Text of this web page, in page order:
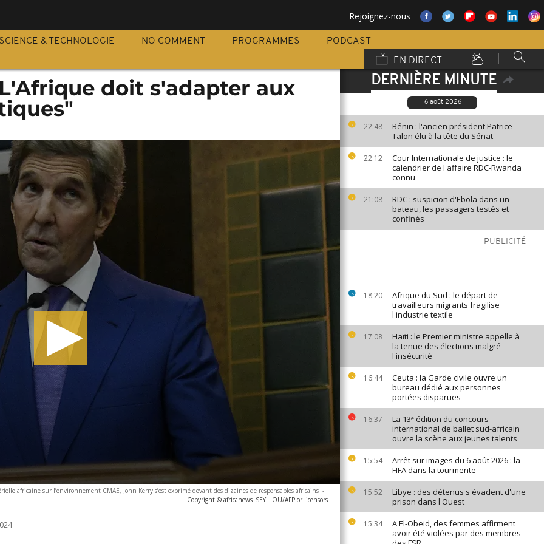
Rejoignez-nous
SCIENCE & TECHNOLOGIE NO COMMENT PROGRAMMES
PODCAST
EN DIRECT
DERNIÈRE MINUTE
6 août 2026
22:48
Bénin : l'ancien président Patrice
Talon élu à la tête du Sénat
22:12
Cour Internationale de justice : le
calendrier de l'affaire RDC-Rwanda
connu
21:08
RDC : suspicion d'Ebola dans un
bateau, les passagers testés et
confinés
PUBLICITÉ
18:20
Afrique du Sud : le départ de
travailleurs migrants fragilise
l'industrie textile
17:08
Haïti : le Premier ministre appelle à
la tenue des élections malgré
l'insécurité
16:44
Ceuta : la Garde civile ouvre un
bureau dédié aux personnes
portées disparues
16:37
La 13ᵉ édition du concours
international de ballet sud-africain
ouvre la scène aux jeunes talents
15:54
Arrêt sur images du 6 août 2026 : la
FIFA dans la tourmente
15:52
Libye : des détenus s'évadent d'une
prison dans l'Ouest
15:34
A El-Obeid, des femmes affirment
avoir été violées par des membres
doit s'adapter aux
africaine sur l’environnement CMAE, John Kerry s’est exprimé devant des dizaines de responsables africains -
Copyright © africanews SEYLLOU/AFP or licensors